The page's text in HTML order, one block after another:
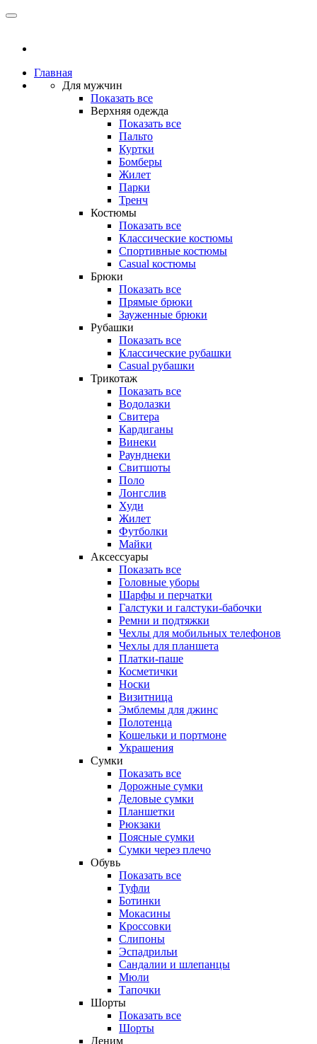
Главная
Для мужчин
Показать все
Верхняя одежда
Показать все
Пальто
Куртки
Бомберы
Жилет
Парки
Тренч
Костюмы
Показать все
Классические костюмы
Спортивные костюмы
Casual костюмы
Брюки
Показать все
Прямые брюки
Зауженные брюки
Рубашки
Показать все
Классические рубашки
Casual рубашки
Трикотаж
Показать все
Водолазки
Свитера
Кардиганы
Винеки
Раунднеки
Свитшоты
Поло
Лонгслив
Худи
Жилет
Футболки
Майки
Аксессуары
Показать все
Головные уборы
Шарфы и перчатки
Галстуки и галстуки-бабочки
Ремни и подтяжки
Чехлы для мобильных телефонов
Чехлы для планшета
Платки-паше
Косметички
Носки
Визитница
Эмблемы для джинс
Полотенца
Кошельки и портмоне
Украшения
Сумки
Показать все
Дорожные сумки
Деловые сумки
Планшетки
Рюкзаки
Поясные сумки
Сумки через плечо
Обувь
Показать все
Туфли
Ботинки
Мокасины
Кроссовки
Слипоны
Эспадрильи
Сандалии и шлепанцы
Мюли
Тапочки
Шорты
Показать все
Шорты
Деним